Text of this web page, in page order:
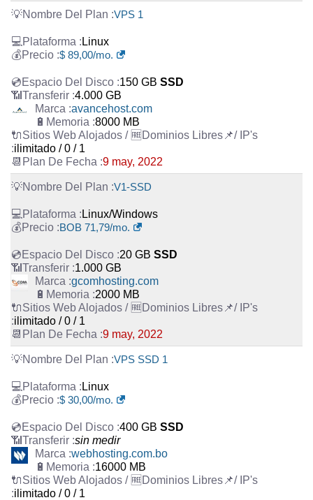
VPS 1
Linux
$ 89,00/mo.
150 GB SSD
4.000 GB
avancehost.com
8000 MB
ilimitado / 0 / 1
9 may, 2022
V1-SSD
Linux/Windows
BOB 71,79/mo.
20 GB SSD
1.000 GB
gcomhosting.com
2000 MB
ilimitado / 0 / 1
9 may, 2022
VPS SSD 1
Linux
$ 30,00/mo.
400 GB SSD
sin medir
webhosting.com.bo
16000 MB
ilimitado / 0 / 1